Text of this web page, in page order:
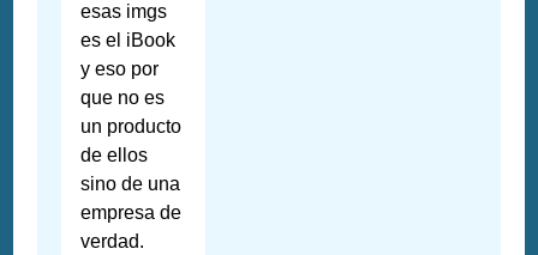
esas imgs
es el iBook
y eso por
que no es
un producto
de ellos
sino de una
empresa de
verdad.